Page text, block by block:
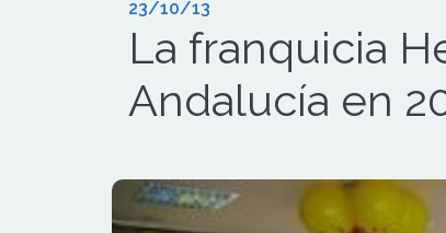
23/10/13
La franquicia
Andalucía en